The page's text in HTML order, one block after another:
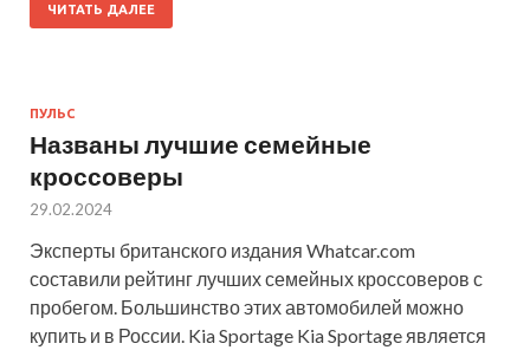
ЧИТАТЬ ДАЛЕЕ
ПУЛЬС
Названы лучшие семейные
кроссоверы
29.02.2024
Эксперты британского издания Whatcar.com
составили рейтинг лучших семейных кроссоверов с
пробегом. Большинство этих автомобилей можно
купить и в России. Kia Sportage Kia Sportage является